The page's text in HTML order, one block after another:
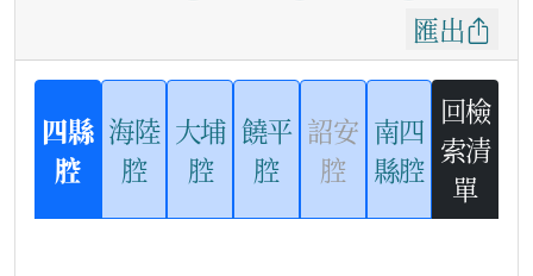
匯出
四縣
腔
海陸
腔
大埔
腔
饒平
腔
詔安
腔
南四
縣腔
回檢
索清
單